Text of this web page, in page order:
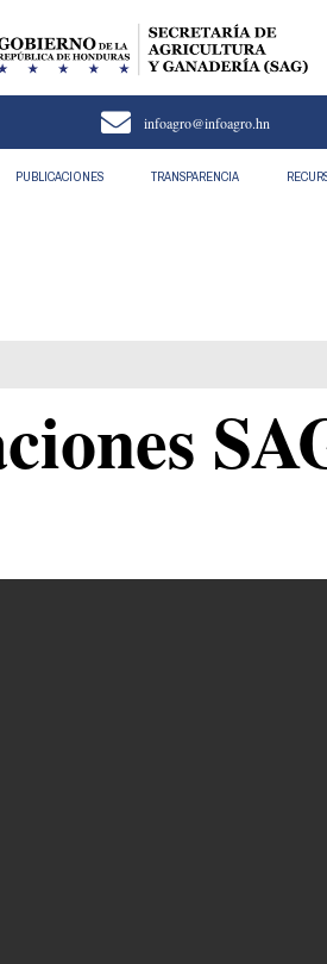
infoagro@infoagro.hn
PUBLICACIONES TRANSPARENCIA